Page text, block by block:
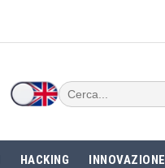
HACKING INNOVAZIONE